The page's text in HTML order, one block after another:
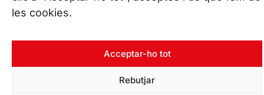
les cookies.
Acceptar-ho tot
Rebutjar